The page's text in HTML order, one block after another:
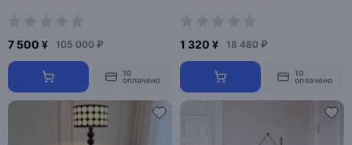
7 500 ¥ 105 000 ₽
10
оплачено
1 320 ¥ 18 480 ₽
10
оплачено